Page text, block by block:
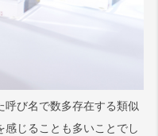
呼び名で数多存在する類似
じることも多いことでし